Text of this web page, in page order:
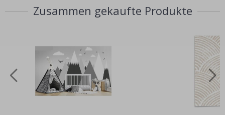
Zusammen gekaufte Produkte